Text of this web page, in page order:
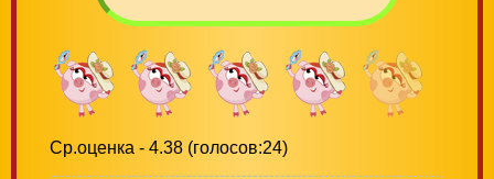
Ср.оценка - 4.38 (голосов:24)